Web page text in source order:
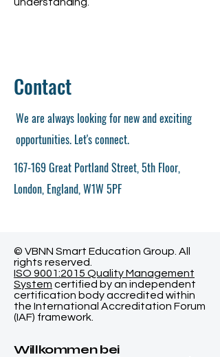
Contact
We are always looking for new and exciting
opportunities. Let's connect.
167-169 Great Portland Street, 5th Floor,
London, England, W1W 5PF
© VBNN Smart Education Group. All
rights reserved.
ISO 9001:2015 Quality Management
System certified by an independent
certification body accredited within
the International Accreditation Forum
(IAF) framework.
Willkommen bei